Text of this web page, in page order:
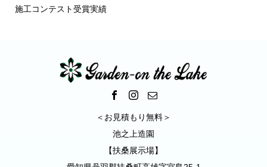
施工コンテスト受賞実績
＜お見積もり無料＞
池之上造園
【扶桑展示場】